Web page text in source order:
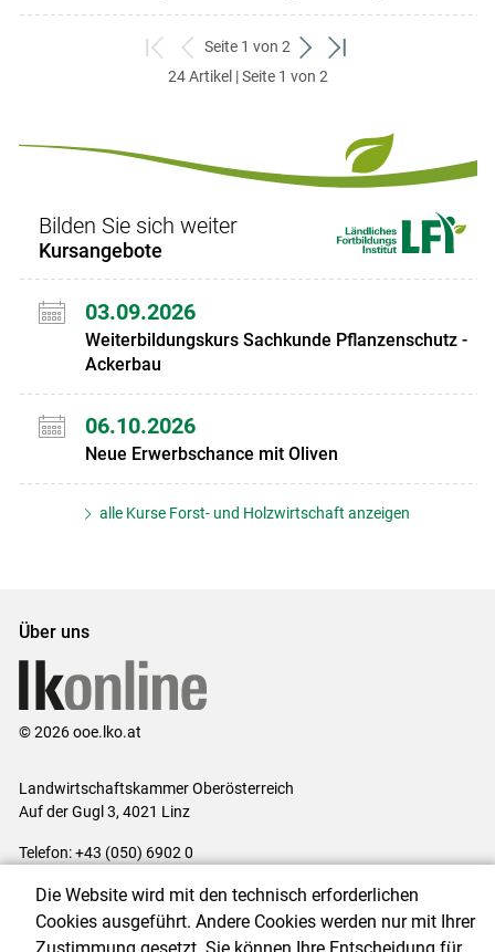
zum
ersten
zurück
zum
Seite 1 von 2
weiter
zum
zum
24 Artikel | Seite 1 von 2
Bilden Sie sich weiter
Kursangebote
03.09.2026
Weiterbildungskurs Sachkunde Pflanzenschutz -
Ackerbau
06.10.2026
Neue Erwerbschance mit Oliven
alle Kurse Forst- und Holzwirtschaft anzeigen
Über uns
© 2026 ooe.lko.at
Landwirtschaftskammer Oberösterreich
Auf der Gugl 3, 4021 Linz
Telefon: +43 (050) 6902 0
Impressum|Kontakt|Gewinnspiele|Datenschutzerklärung |
Barrierefreiheit
Cookie-Einstellungen
Die Website wird mit den technisch erforderlichen
Cookies ausgeführt. Andere Cookies werden nur mit Ihrer